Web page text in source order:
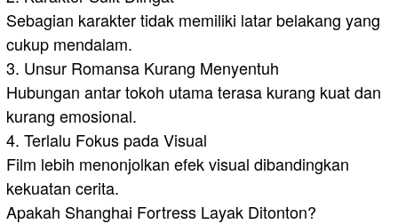
Sebagian karakter tidak memiliki latar belakang yang
cukup mendalam.
3. Unsur Romansa Kurang Menyentuh
Hubungan antar tokoh utama terasa kurang kuat dan
kurang emosional.
4. Terlalu Fokus pada Visual
Film lebih menonjolkan efek visual dibandingkan
kekuatan cerita.
Apakah Shanghai Fortress Layak Ditonton?